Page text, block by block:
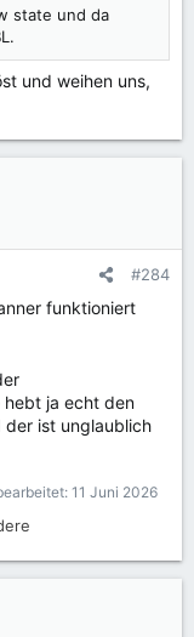
state und da
und weihen uns,
#284
funktioniert
hebt ja echt den
der ist unglaublich
11 Juni 2026